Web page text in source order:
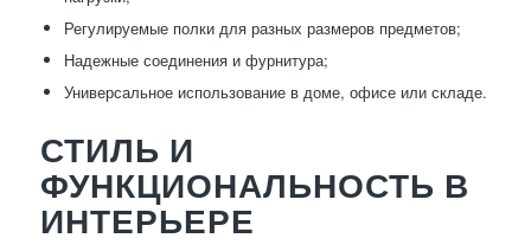
Регулируемые полки для разных размеров предметов;
Надежные соединения и фурнитура;
Универсальное использование в доме, офисе или складе.
СТИЛЬ И
ФУНКЦИОНАЛЬНОСТЬ В
ИНТЕРЬЕРЕ